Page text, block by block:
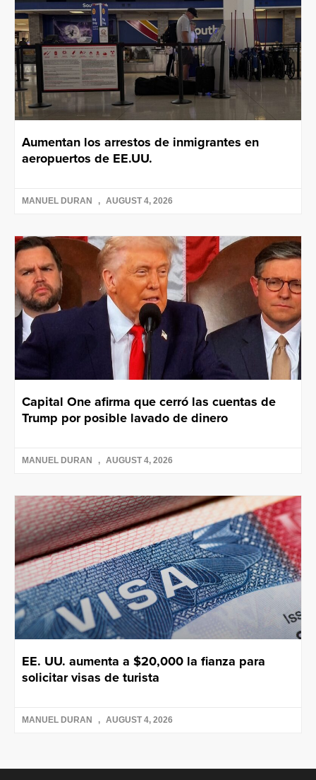
Aumentan los arrestos de inmigrantes en
aeropuertos de EE.UU.
MANUEL DURAN AUGUST 4, 2026
Capital One afirma que cerró las cuentas de
Trump por posible lavado de dinero
MANUEL DURAN AUGUST 4, 2026
EE. UU. aumenta a $20,000 la fianza para
solicitar visas de turista
MANUEL DURAN AUGUST 4, 2026